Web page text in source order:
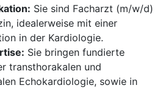
Sie sind Facharzt (m/w/d)
idealerweise mit einer
in der Kardiologie.
Sie bringen fundierte
transthorakalen und
Echokardiologie, sowie in